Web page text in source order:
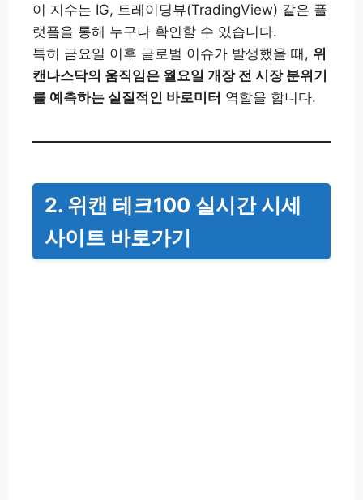
이 지수는 IG, 트레이딩뷰(TradingView) 같은 플
랫폼을 통해 누구나 확인할 수 있습니다.
특히 금요일 이후 글로벌 이슈가 발생했을 때, 위
캔나스닥의 움직임은 월요일 개장 전 시장 분위기
를 예측하는 실질적인 바로미터 역할을 합니다.
2. 위캔 테크100 실시간 시세
사이트 바로가기